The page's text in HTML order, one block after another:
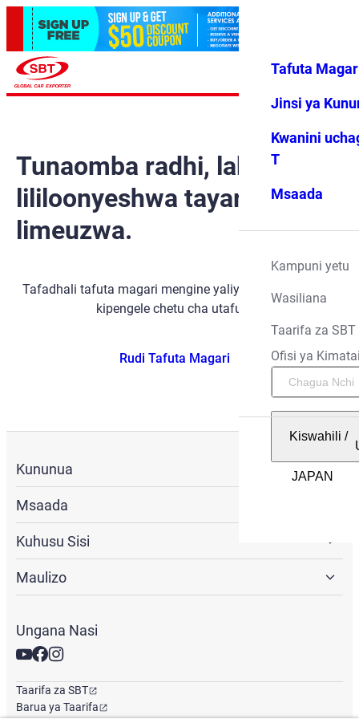
Vipendwa
Menyu
Tafuta
Jinsi ya
Kwanini
T
Msaada
Kampuni yetu
Wasiliana
Taarifa za SBT
Ofisi ya
Kiswahili /
Tunaomba radhi, lakini gari
lililoonyeshwa tayari
limeuzwa.
Tafadhali tafuta magari mengine yaliyopo kwa kutumia
kipengele chetu cha utafutaji.
Rudi Tafuta Magari
Kununua
Msaada
Kuhusu Sisi
Maulizo
Ungana Nasi
Taarifa za SBT
Barua ya Taarifa